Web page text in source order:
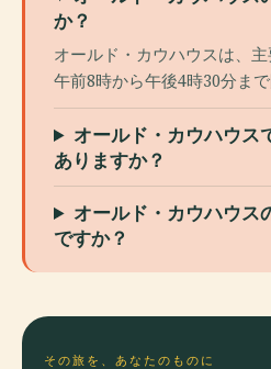
か？
オールド・カウハウスは、
午前8時から午後4時30分まで
オールド・カウハウス
ありますか？
オールド・カウハウス
ですか？
その旅を、あなたのものに